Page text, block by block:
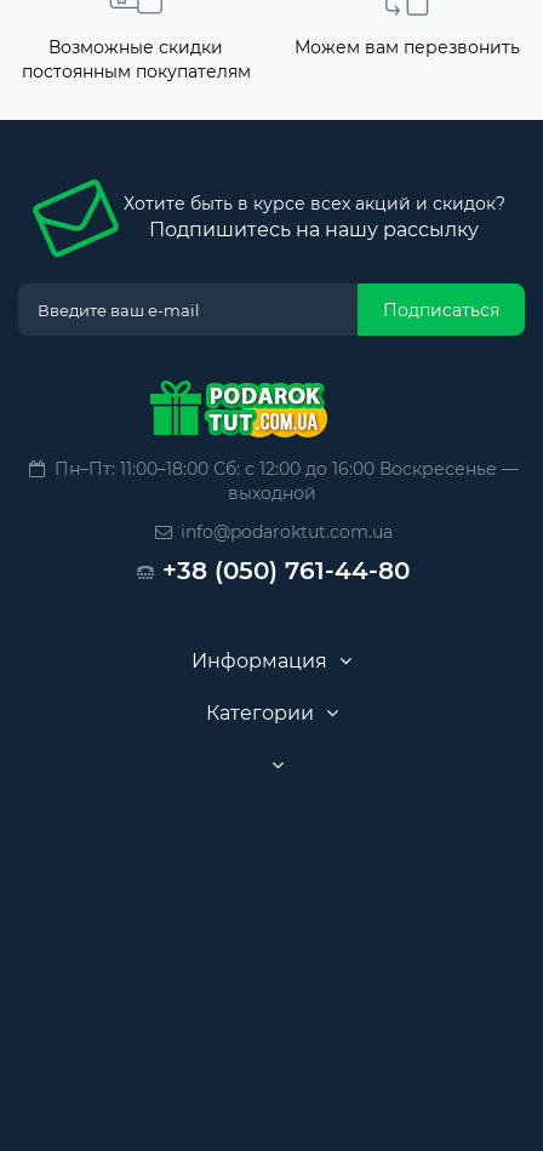
Возможные скидки
постоянным покупателям
Можем вам перезвонить
Хотите быть в курсе всех акций и скидок?
Подпишитесь на нашу рассылку
Подписаться
Пн–Пт: 11:00–18:00 Сб: с 12:00 до 16:00 Воскресенье —
выходной
info@podaroktut.com.ua
+38 (050) 761-44-80
Информация
Категории